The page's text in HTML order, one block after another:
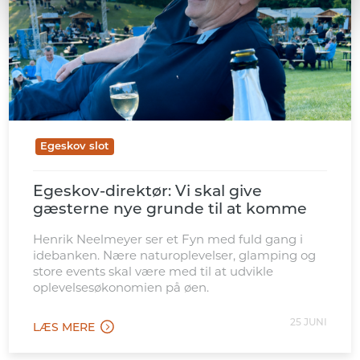
Egeskov slot
Egeskov-direktør: Vi skal give
gæsterne nye grunde til at komme
Henrik Neelmeyer ser et Fyn med fuld gang i
idebanken. Nære naturoplevelser, glamping og
store events skal være med til at udvikle
oplevelsesøkonomien på øen.
LÆS MERE 25 JUNI